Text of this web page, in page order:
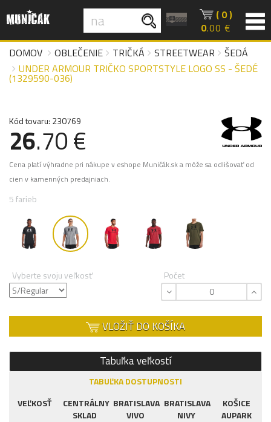
( 0 )
0.00 €
DOMOV
OBLEČENIE TRIČKÁ STREETWEAR
ŠEDÁ
UNDER ARMOUR TRIČKO SPORTSTYLE LOGO SS - ŠEDÉ
(1329590-036)
Kód tovaru: 230769
26.70 €
Cena platí výhradne pri nákupe v eshope Muničák.sk a môže sa odlišovať od
cien v kamenných predajniach.
5 farieb
Vyberte svoju veľkosť Počet
VLOŽIŤ DO KOŠÍKA
Tabuľka veľkostí
TABUĽKA DOSTUPNOSTI
VEĽKOSŤ
CENTRÁLNY
SKLAD
BRATISLAVA
VIVO
BRATISLAVA
NIVY
KOŠICE
AUPARK